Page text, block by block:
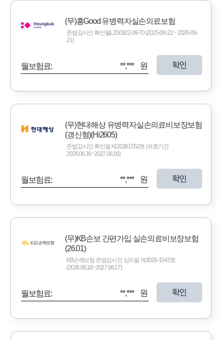
(무)흥Good 유병력자실손의료보험
준법감시인 확인필L250922-09-70 (2025-09-22 ~ 2026-09-
21)
월보험료: **,*** 원 확인
(무)현대해상 유병력자실손의료비보장보험
(갱신형)(Hi2605)
준법감시인 확인필 제20261552호 (유효기간
2026.06.16~2027.06.16)
월보험료: **,*** 원 확인
(무)KB손보 간편가입 실손의료비보장보험
(26.01)
KB손해보험 준법감시인 심의필 제2026-1543호
(2026.06.18~2027.06.17)
월보험료: **,*** 원 확인